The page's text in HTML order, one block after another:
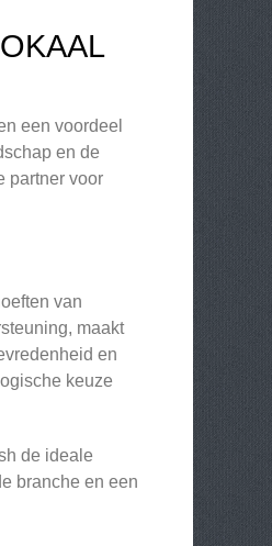
een voordeel
en de
partner voor
van
maakt
en
keuze
de ideale
branche en een